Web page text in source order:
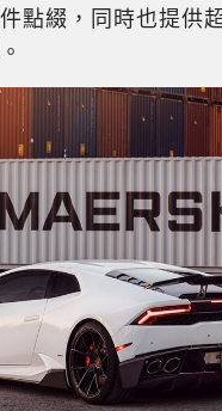
點綴，同時也提供